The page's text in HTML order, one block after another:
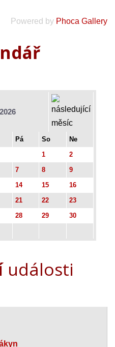
Powered by Phoca Gallery
Pá So
Ne
1
2
7 8
9
14 15
16
21 22
23
28 29
30
události